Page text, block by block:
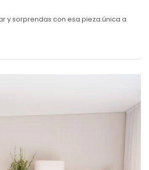
y sorprendas con esa pieza única a